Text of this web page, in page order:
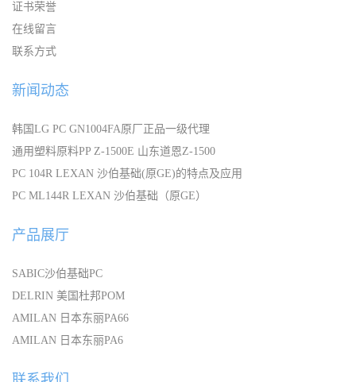
证书荣誉
在线留言
联系方式
新闻动态
韩国LG PC GN1004FA原厂正品一级代理
通用塑料原料PP Z-1500E 山东道恩Z-1500
PC 104R LEXAN 沙伯基础(原GE)的特点及应用
PC ML144R LEXAN 沙伯基础（原GE）
产品展厅
SABIC沙伯基础PC
DELRIN 美国杜邦POM
AMILAN 日本东丽PA66
AMILAN 日本东丽PA6